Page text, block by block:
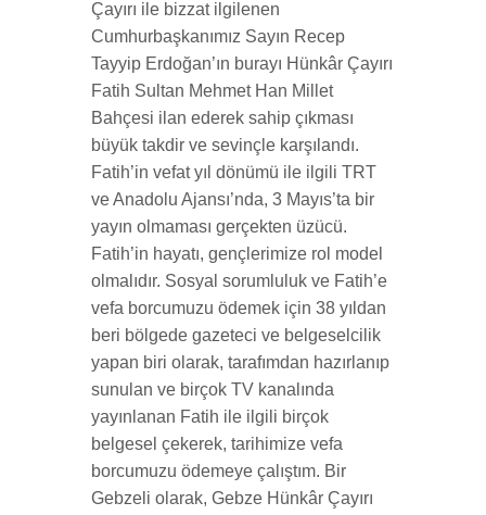
Çayırı ile bizzat ilgilenen
Cumhurbaşkanımız Sayın Recep
Tayyip Erdoğan’ın burayı Hünkâr Çayırı
Fatih Sultan Mehmet Han Millet
Bahçesi ilan ederek sahip çıkması
büyük takdir ve sevinçle karşılandı.
Fatih’in vefat yıl dönümü ile ilgili TRT
ve Anadolu Ajansı’nda, 3 Mayıs’ta bir
yayın olmaması gerçekten üzücü.
Fatih’in hayatı, gençlerimize rol model
olmalıdır. Sosyal sorumluluk ve Fatih’e
vefa borcumuzu ödemek için 38 yıldan
beri bölgede gazeteci ve belgeselcilik
yapan biri olarak, tarafımdan hazırlanıp
sunulan ve birçok TV kanalında
yayınlanan Fatih ile ilgili birçok
belgesel çekerek, tarihimize vefa
borcumuzu ödemeye çalıştım. Bir
Gebzeli olarak, Gebze Hünkâr Çayırı